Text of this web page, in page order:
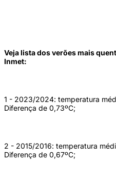
Veja lista dos verões mais
Inmet:
1 - 2023/2024: temperatura
Diferença de 0,73ºC;
2 - 2015/2016: temperatura
Diferença de 0,67ºC;